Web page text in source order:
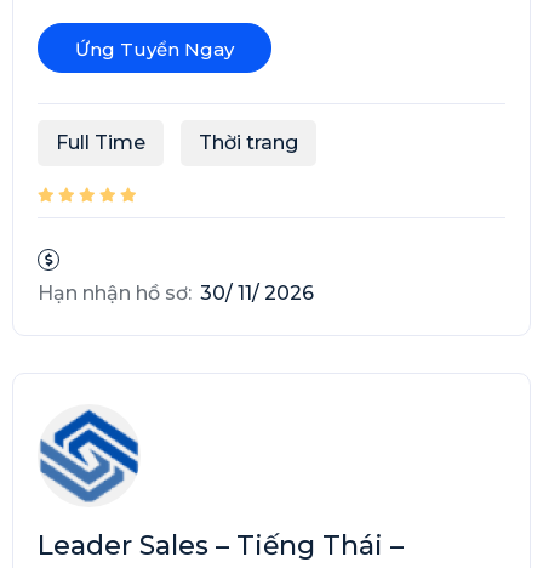
Ứng Tuyển Ngay
Full Time Thời trang
Hạn nhận hồ sơ: 30/ 11/ 2026
Leader Sales – Tiếng Thái –